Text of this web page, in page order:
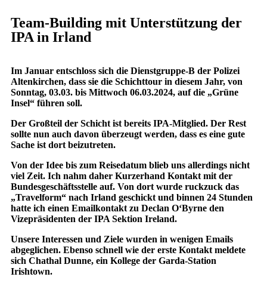
Team-Building mit Unterstützung der
IPA in Irland
Im Januar entschloss sich die Dienstgruppe-B der Polizei
Altenkirchen, dass sie die Schichttour in diesem Jahr, von
Sonntag, 03.03. bis Mittwoch 06.03.2024, auf die „Grüne
Insel“ führen soll.
Der Großteil der Schicht ist bereits IPA-Mitglied. Der Rest
sollte nun auch davon überzeugt werden, dass es eine gute
Sache ist dort beizutreten.
Von der Idee bis zum Reisedatum blieb uns allerdings nicht
viel Zeit. Ich nahm daher Kurzerhand Kontakt mit der
Bundesgeschäftsstelle auf. Von dort wurde ruckzuck das
„Travelform“ nach Irland geschickt und binnen 24 Stunden
hatte ich einen Emailkontakt zu Declan O‘Byrne den
Vizepräsidenten der IPA Sektion Ireland.
Unsere Interessen und Ziele wurden in wenigen Emails
abgeglichen. Ebenso schnell wie der erste Kontakt meldete
sich Chathal Dunne, ein Kollege der Garda-Station
Irishtown.